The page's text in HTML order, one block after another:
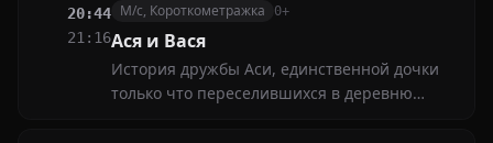
правят дети, оживляя своей фантазией
любимые игрушки — слонёнка Тому и
бегемотика Тиму
20:44
21:16
М/с, Короткометражка 0+
Ася и Вася
История дружбы Аси, единственной дочки
только что переселившихся в деревню